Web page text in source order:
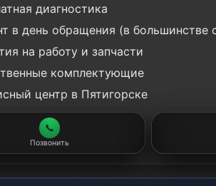
диагностика
в день обращения (в большинстве
на работу и запчасти
комплектующие
центр в Пятигорске
📞
Позвонить